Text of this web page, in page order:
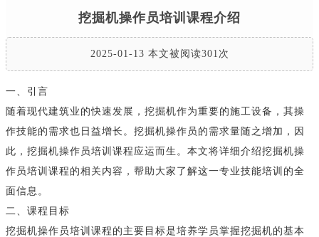
挖掘机操作员培训课程介绍
2025-01-13 本文被阅读301次
一、引言
随着现代建筑业的快速发展，挖掘机作为重要的施工设备，其操
作技能的需求也日益增长。挖掘机操作员的需求量随之增加，因
此，挖掘机操作员培训课程应运而生。本文将详细介绍挖掘机操
作员培训课程的相关内容，帮助大家了解这一专业技能培训的全
面信息。
二、课程目标
挖掘机操作员培训课程的主要目标是培养学员掌握挖掘机的基本